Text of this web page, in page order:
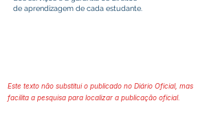
de aprendizagem de cada estudante.
Este texto não substitui o publicado no Diário Oficial, mas
facilita a pesquisa para localizar a publicação oficial.